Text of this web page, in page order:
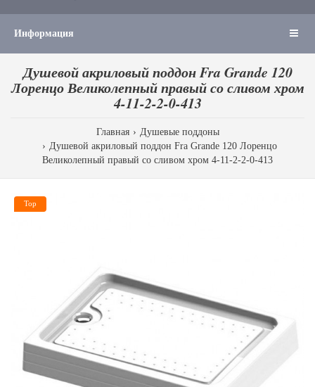
Информация
Душевой акриловый поддон Fra Grande 120
Лоренцо Великолепный правый со сливом хром
4-11-2-2-0-413
Главная
Душевые поддоны
Душевой акриловый поддон Fra Grande 120 Лоренцо
Великолепный правый со сливом хром 4-11-2-2-0-413
Top